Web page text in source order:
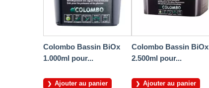
Colombo Bassin BiOx
1.000ml pour...
Ajouter au panier
Colombo Bassin BiOx
2.500ml pour...
Ajouter au panier